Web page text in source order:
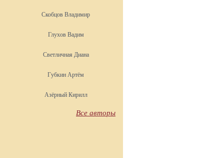
Скобцов Владимир
Глухов Вадим
Светличная Диана
Губкин Артём
Азёрный Кирилл
Все авторы